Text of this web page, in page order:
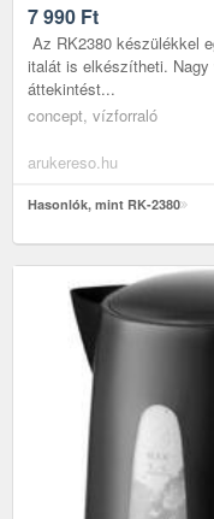
7 990 Ft
Az RK2380 készülékkel
italát is elkészítheti.
áttekintést...
concept, vízforraló
arukereso.hu
Hasonlók, mint RK-2380